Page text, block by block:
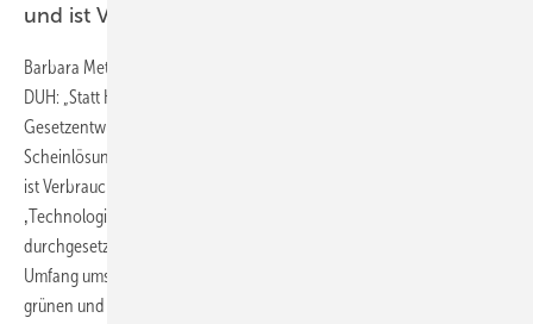
und ist Verbrauchertäuschung“
Barbara Metz, Bundesgeschäftsführerin der Deutschen Umwelthilfe
DUH: „Statt Klarheit für die Verbraucher zu schaffen, stiftet der neue
Gesetzentwurf Verwirrung mit der Zulassung technisch unmöglicher
Scheinlösungen. Der Entwurf trägt die Handschrift der Gaslobby und
ist Verbrauchertäuschung. Unter dem Vorwand angeblicher
‚Technologieoffenheit‘ hat sie die Aufnahme von Heizungssystemen
durchgesetzt. In der Praxis sind diese gar nicht in ausreichendem
Umfang umsetzbar. Das gilt für Biomasse, Biogas ebenso wie für
grünen und blauen Wasserstoff. Es ist schlicht unmöglich, die 20